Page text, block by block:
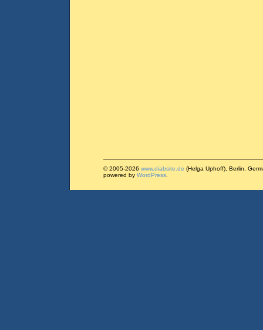
© 2005-2026 www.diabsite.de (Helga Uphoff), Berlin,
powered by WordPress.